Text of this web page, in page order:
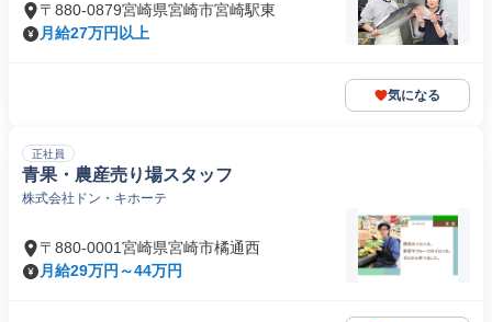
〒880-0879宮崎県宮崎市宮崎駅東
月給27万円以上
気になる
正社員
青果・農産売り場スタッフ
株式会社ドン・キホーテ
〒880-0001宮崎県宮崎市橘通西
月給29万円～44万円